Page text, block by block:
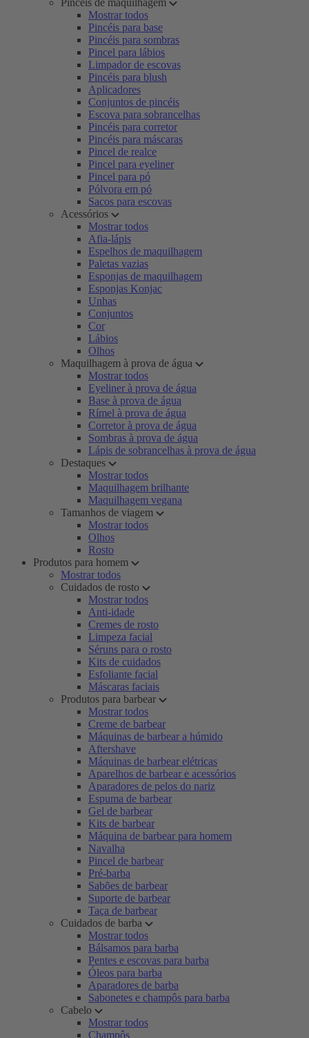
Pincéis de maquilhagem
Mostrar todos
Pincéis para base
Pincéis para sombras
Pincel para lábios
Limpador de escovas
Pincéis para blush
Aplicadores
Conjuntos de pincéis
Escova para sobrancelhas
Pincéis para corretor
Pincéis para máscaras
Pincel de realce
Pincel para eyeliner
Pincel para pó
Pólvora em pó
Sacos para escovas
Acessórios
Mostrar todos
Afia-lápis
Espelhos de maquilhagem
Paletas vazias
Esponjas de maquilhagem
Esponjas Konjac
Unhas
Conjuntos
Cor
Lábios
Olhos
Maquilhagem à prova de água
Mostrar todos
Eyeliner à prova de água
Base à prova de água
Rímel à prova de água
Corretor à prova de água
Sombras à prova de água
Lápis de sobrancelhas à prova de água
Destaques
Mostrar todos
Maquilhagem brilhante
Maquilhagem vegana
Tamanhos de viagem
Mostrar todos
Olhos
Rosto
Produtos para homem
Mostrar todos
Cuidados de rosto
Mostrar todos
Anti-idade
Cremes de rosto
Limpeza facial
Séruns para o rosto
Kits de cuidados
Esfoliante facial
Máscaras faciais
Produtos para barbear
Mostrar todos
Creme de barbear
Máquinas de barbear a húmido
Aftershave
Máquinas de barbear elétricas
Aparelhos de barbear e acessórios
Aparadores de pelos do nariz
Espuma de barbear
Gel de barbear
Kits de barbear
Máquina de barbear para homem
Navalha
Pincel de barbear
Pré-barba
Sabões de barbear
Suporte de barbear
Taça de barbear
Cuidados de barba
Mostrar todos
Bálsamos para barba
Pentes e escovas para barba
Óleos para barba
Aparadores de barba
Sabonetes e champôs para barba
Cabelo
Mostrar todos
Champôs